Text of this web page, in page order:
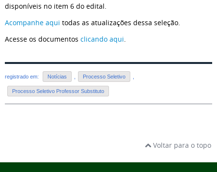
disponíveis no item 6 do edital.
Acompanhe aqui todas as atualizações dessa seleção.
Acesse os documentos clicando aqui.
registrado em: Notícias Processo Seletivo
Processo Seletivo Professor Substituto
Voltar para o topo